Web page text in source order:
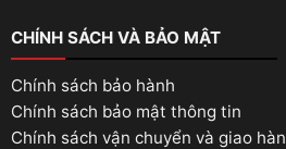
CHÍNH SÁCH VÀ BẢO MẬT
Chính sách bảo hành
Chính sách bảo mật thông tin
Chính sách vận chuyển và giao